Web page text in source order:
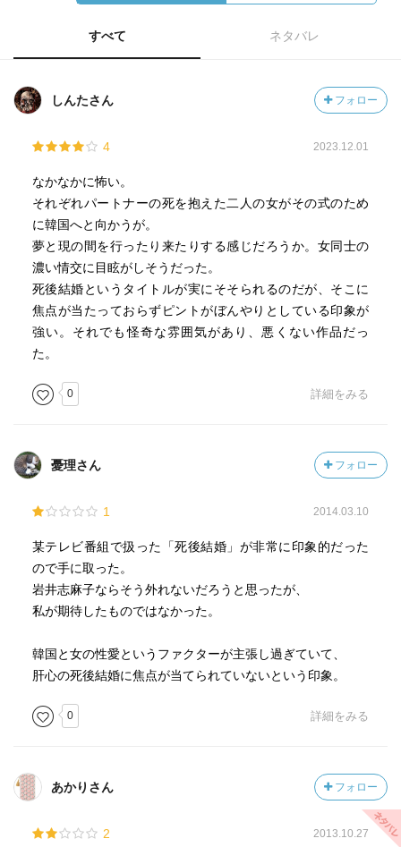
すべて ネタバレ
しんたさん フォロー
4 2023.12.01
なかなかに怖い。
それぞれパートナーの死を抱えた二人の女がその式のため
に韓国へと向かうが。
夢と現の間を行ったり来たりする感じだろうか。女同士の
濃い情交に目眩がしそうだった。
死後結婚というタイトルが実にそそられるのだが、そこに
焦点が当たっておらずピントがぼんやりとしている印象が
強い。それでも怪奇な雰囲気があり、悪くない作品だっ
た。
0 詳細をみる
憂理さん フォロー
1 2014.03.10
某テレビ番組で扱った「死後結婚」が非常に印象的だった
ので手に取った。
岩井志麻子ならそう外れないだろうと思ったが、
私が期待したものではなかった。
韓国と女の性愛というファクターが主張し過ぎていて、
肝心の死後結婚に焦点が当てられていないという印象。
0 詳細をみる
あかりさん フォロー
2 2013.10.27